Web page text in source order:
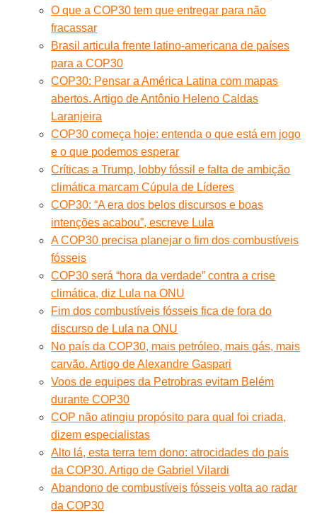
O que a COP30 tem que entregar para não
fracassar
Brasil articula frente latino-americana de países
para a COP30
COP30: Pensar a América Latina com mapas
abertos. Artigo de Antônio Heleno Caldas
Laranjeira
COP30 começa hoje: entenda o que está em jogo
e o que podemos esperar
Críticas a Trump, lobby fóssil e falta de ambição
climática marcam Cúpula de Líderes
COP30: “A era dos belos discursos e boas
intenções acabou”, escreve Lula
A COP30 precisa planejar o fim dos combustíveis
fósseis
COP30 será “hora da verdade” contra a crise
climática, diz Lula na ONU
Fim dos combustíveis fósseis fica de fora do
discurso de Lula na ONU
No país da COP30, mais petróleo, mais gás, mais
carvão. Artigo de Alexandre Gaspari
Voos de equipes da Petrobras evitam Belém
durante COP30
COP não atingiu propósito para qual foi criada,
dizem especialistas
Alto lá, esta terra tem dono: atrocidades do país
da COP30. Artigo de Gabriel Vilardi
Abandono de combustíveis fósseis volta ao radar
da COP30